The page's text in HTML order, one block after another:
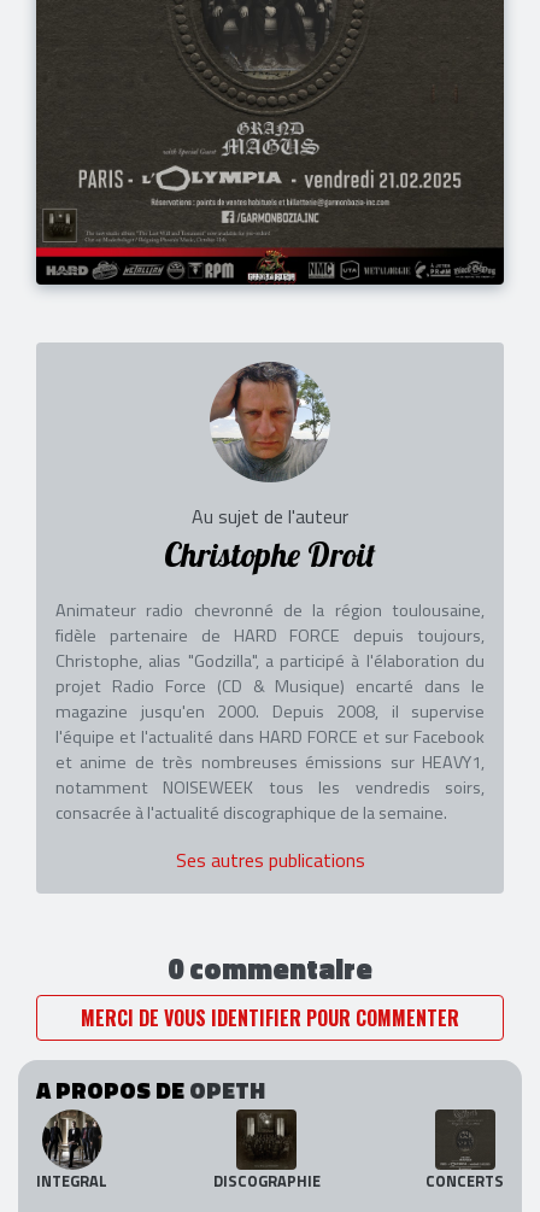
Au sujet de l'auteur
Christophe Droit
Animateur radio chevronné de la région toulousaine,
fidèle partenaire de HARD FORCE depuis toujours,
Christophe, alias "Godzilla", a participé à l'élaboration du
projet Radio Force (CD & Musique) encarté dans le
magazine jusqu'en 2000. Depuis 2008, il supervise
l'équipe et l'actualité dans HARD FORCE et sur Facebook
et anime de très nombreuses émissions sur HEAVY1,
notamment NOISEWEEK tous les vendredis soirs,
consacrée à l'actualité discographique de la semaine.
Ses autres publications
0 commentaire
MERCI DE VOUS IDENTIFIER POUR COMMENTER
A PROPOS DEOPETH
INTEGRAL DISCOGRAPHIE CONCERTS